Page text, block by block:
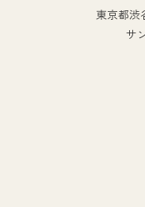
東京都渋
サ